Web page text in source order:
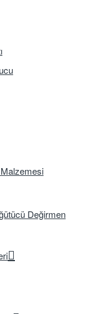
Değirmen